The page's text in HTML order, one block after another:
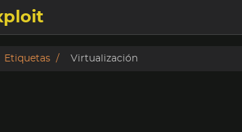
Etiquetas Virtualización